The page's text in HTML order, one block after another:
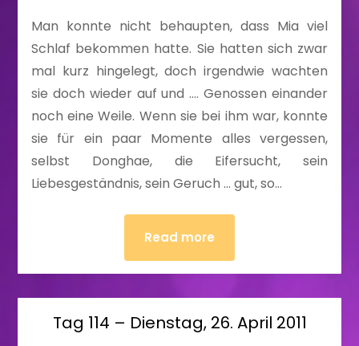
Man konnte nicht behaupten, dass Mia viel
Schlaf bekommen hatte. Sie hatten sich zwar
mal kurz hingelegt, doch irgendwie wachten
sie doch wieder auf und …. Genossen einander
noch eine Weile. Wenn sie bei ihm war, konnte
sie für ein paar Momente alles vergessen,
selbst Donghae, die Eifersucht, sein
Liebesgeständnis, sein Geruch … gut, so…
Read more
Tag 114 – Dienstag, 26. April 2011